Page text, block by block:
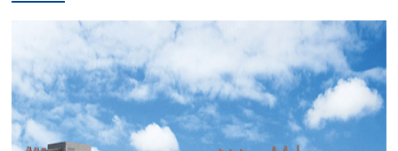
法
兰
管
道
配